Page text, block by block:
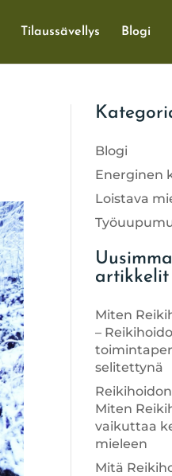
Tilaussävellys Blogi
Blogi
Energinen
Loistava
artikkelit
Miten
–
selitettynä
Miten
vaikuttaa
mieleen
Mitä